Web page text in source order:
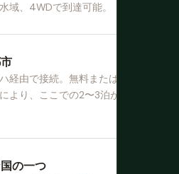
域、4WDで到達可能。
経由で接続。無料または安価
より、ここでの2〜3泊が本当
の一つ